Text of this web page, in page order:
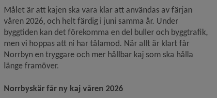
Målet är att kajen ska vara klar att användas av färjan
våren 2026, och helt färdig i juni samma år. Under
byggtiden kan det förekomma en del buller och byggtrafik,
men vi hoppas att ni har tålamod. När allt är klart får
Norrbyn en tryggare och mer hållbar kaj som ska hålla
länge framöver.
Norrbyskär får ny kaj våren 2026